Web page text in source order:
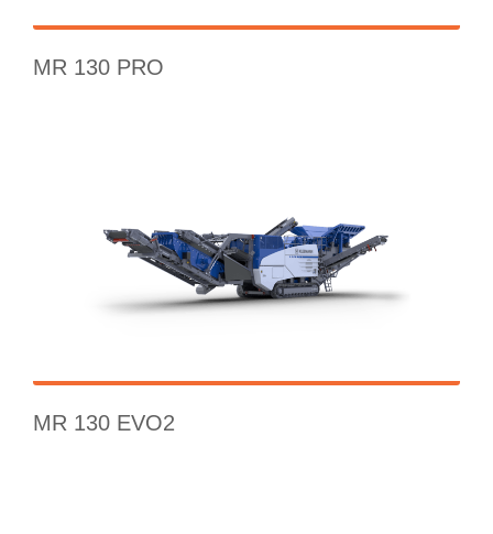
MR 130 PRO
MR 130 EVO2